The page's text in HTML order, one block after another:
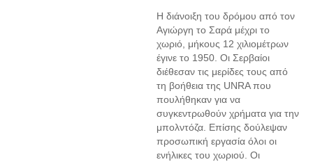
Η διάνοιξη του δρόμου από τον
Αγιώργη το Σαρά μέχρι το
χωριό, μήκους 12 χιλιομέτρων
έγινε το 1950. Οι Σερβαίοι
διέθεσαν τις μερίδες τους από
τη βοήθεια της UNRA που
πουλήθηκαν για να
συγκεντρωθούν χρήματα για την
μπολντόζα. Επίσης δούλεψαν
προσωπική εργασία όλοι οι
ενήλικες του χωριού. Οι